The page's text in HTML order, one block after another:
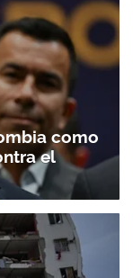
como
el